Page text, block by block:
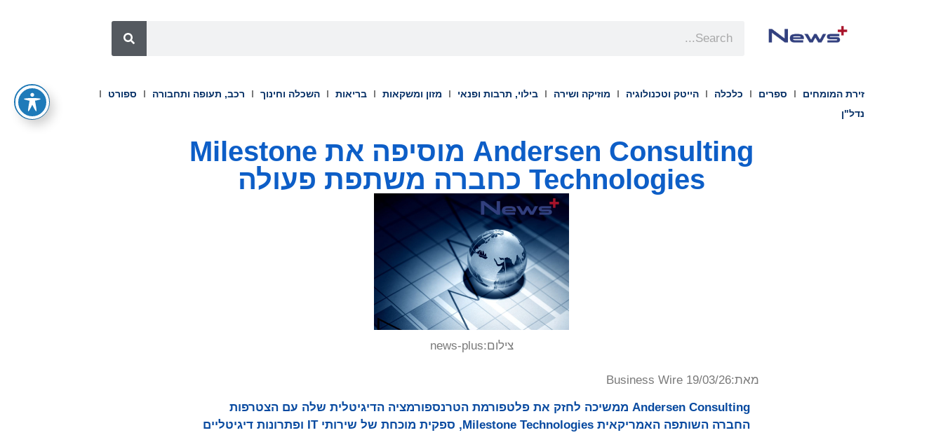
זירת המומחים ספרים כלכלה הייטק וטכנולוגיה מוזיקה ושירה בילוי, תרבות ופנאי מזון ומשקאות בריאות השכלה וחינוך רכב, תעופה ותחבורה
ספורט
נדל"ן
Andersen Consulting מוסיפה את Milestone
Technologies כחברה משתפת פעולה
צילום:news-plus
מאת:Business Wire 19/03/26
Andersen Consulting ממשיכה לחזק את פלטפורמת הטרנספורמציה הדיגיטלית שלה עם הצטרפות
החברה השותפה האמריקאית Milestone Technologies, ספקית מוכחת של שירותי IT ופתרונות דיגיטליים